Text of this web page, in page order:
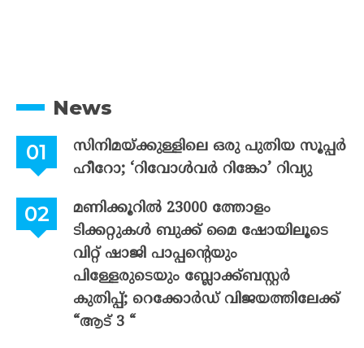
News
സിനിമയ്ക്കുള്ളിലെ ഒരു പുതിയ സൂപ്പർ
ഹീറോ; ‘റിവോൾവർ റിങ്കോ’ റിവ്യു
മണിക്കൂറിൽ 23000 ത്തോളം
ടിക്കറ്റുകൾ ബുക്ക് മൈ ഷോയിലൂടെ
വിറ്റ് ഷാജി പാപ്പന്റെയും
പിള്ളേരുടെയും ബ്ലോക്ക്ബസ്റ്റർ
കുതിപ്പ്; റെക്കോർഡ് വിജയത്തിലേക്ക്
“ആട് 3 “